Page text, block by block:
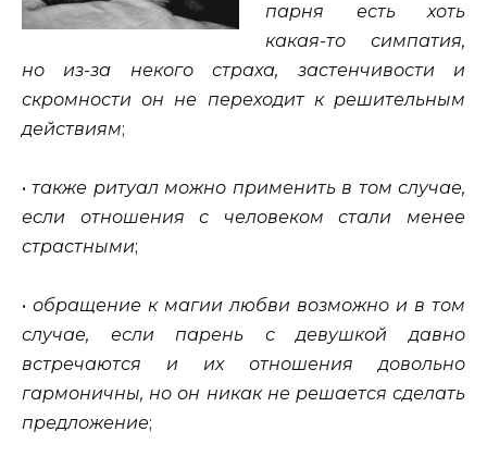
парня есть хоть
какая-то симпатия,
но из-за некого страха, застенчивости и
скромности он не переходит к решительным
действиям;
•также ритуал можно применить в том случае,
если отношения с человеком стали менее
страстными;
• обращение к магии любви возможно и в том
случае, если парень с девушкой давно
встречаются и их отношения довольно
гармоничны, но он никак не решается сделать
предложение;